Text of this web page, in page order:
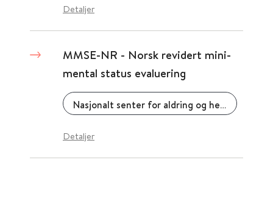
Detaljer
MMSE-NR - Norsk revidert mini-
mental status evaluering
Nasjonalt senter for aldring og helse
Detaljer